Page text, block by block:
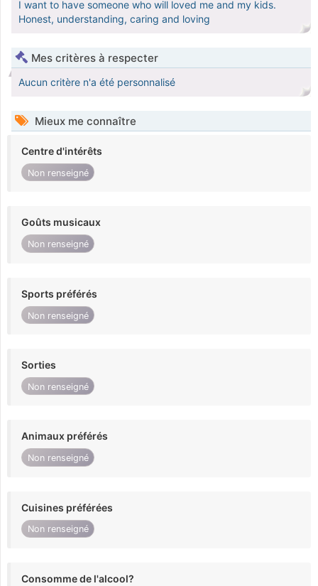
I want to have someone who will loved me and my kids.
Honest, understanding, caring and loving
Mes critères à respecter
Aucun critère n'a été personnalisé
Mieux me connaître
Centre d'intérêts
Non renseigné
Goûts musicaux
Non renseigné
Sports préférés
Non renseigné
Sorties
Non renseigné
Animaux préférés
Non renseigné
Cuisines préférées
Non renseigné
Consomme de l'alcool?